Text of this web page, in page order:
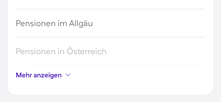
Pensionen im Allgäu
Pensionen in Österreich
Pensionen in Hamburg
Mehr anzeigen